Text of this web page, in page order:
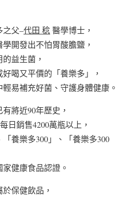
之父–代田 稔醫學博士，
開發出不怕胃酸膽鹽，
益生菌，
喝又平價的「養樂多」，
易補充好菌、守護身體健康。
將近90年歷史，
日銷售4200萬瓶以上，
養樂多300」、「養樂多300
健康食品認證。
保健飲品，